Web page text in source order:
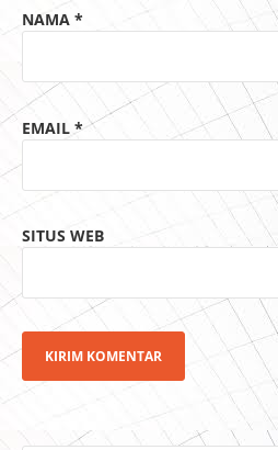
NAMA *
EMAIL *
SITUS WEB